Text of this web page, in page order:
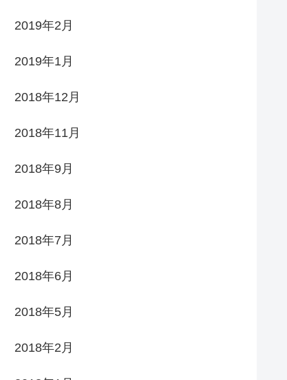
2019年2月
2019年1月
2018年12月
2018年11月
2018年9月
2018年8月
2018年7月
2018年6月
2018年5月
2018年2月